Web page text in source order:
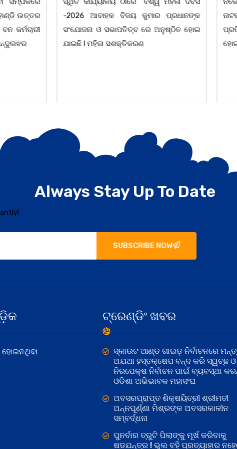
ବିଜୟ କୁମାର ପ୍ରଧାନଙ୍କ
ସଭାପତିତ୍ବ ରେ ଅନୁଷ୍ଠିତ ହୋଇ
ସଶକ୍ତିକରଣ
ନାଟକ "ଖାଣ୍ଟି ସୁନା" ଗୈ।ରୀ
ପ୍ରତିଷ୍ଠାନ, ଖୋର୍ଦ୍ଧା ଆନୁକୁଲ୍ୟରେ
ହୋଇଯାଇଛି। ଡ଼ଃ ପ୍ରଦୀପ ଭୈମିକ ଙ୍କ
Always Stay Up To Date
SUBSCRIBE NOW
ଟ୍ରେଣ୍ଡିଂ ଖବର
ସ୍କାଉଟ ଆଣ୍ଡ ଗାଇଡ଼ ନିର୍ବାଚନରେ
ଅଯଥା ହସ୍ତକ୍ଷେପ ବନ୍ଦ କରି ସ୍ୱଚ୍ଛ ଓ
ନିରପେକ୍ଷ ନିର୍ବାଚନ ପାଇଁ ବ୍ୟବସ୍ଥା
ଓଡିଶା ଅଭିଭାବକ ମହାସଂଘ
ଅବସରପ୍ରାପ୍ତ ଶିକ୍ଷୟିତ୍ରୀ ଶ୍ରୀମତୀ
ଅନ୍ନପୂର୍ଣ୍ଣା ମିଶ୍ରଙ୍କ ଅବସରକାଳୀନ
ସମ୍ବର୍ଦ୍ଧନା
ପୁନର୍ବାର ତ୍ରୁଟି ପିଲାଙ୍କୁ ମୂର୍ଖ କରିବାକୁ
ଷଡଯନ୍ତ୍ର ! ଭୁଲ ବହି ପ୍ରତ୍ୟାହାର